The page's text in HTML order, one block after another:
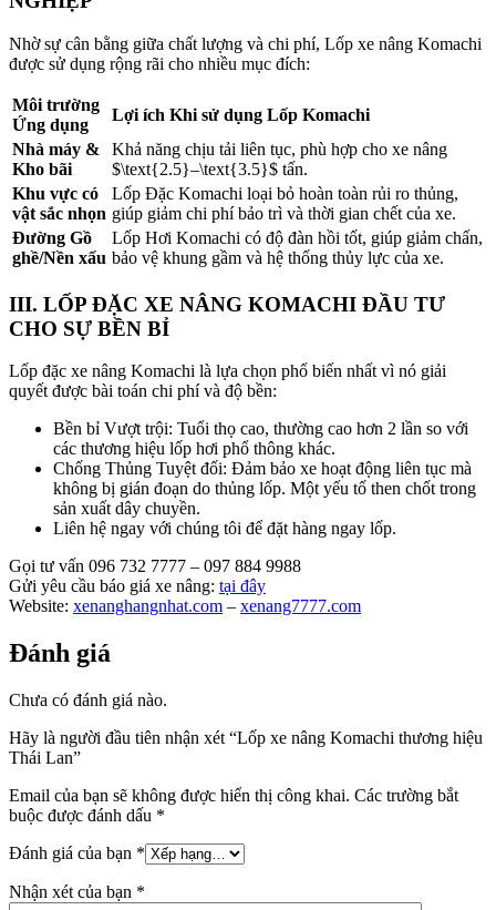
Nhờ sự cân bằng giữa chất lượng và chi phí, Lốp xe nâng Komachi
được sử dụng rộng rãi cho nhiều mục đích:
Môi trường
Ứng dụng
Lợi ích Khi sử dụng Lốp Komachi
Nhà máy &
Kho bãi
Khả năng chịu tải liên tục, phù hợp cho xe nâng
$\text{2.5}–\text{3.5}$ tấn.
Khu vực có
vật sắc nhọn
Lốp Đặc Komachi loại bỏ hoàn toàn rủi ro thủng,
giúp giảm chi phí bảo trì và thời gian chết của xe.
Đường Gồ
ghề/Nền xấu
Lốp Hơi Komachi có độ đàn hồi tốt, giúp giảm chấn,
bảo vệ khung gầm và hệ thống thủy lực của xe.
III. LỐP ĐẶC XE NÂNG KOMACHI ĐẦU TƯ
CHO SỰ BỀN BỈ
Lốp đặc xe nâng Komachi là lựa chọn phổ biến nhất vì nó giải
quyết được bài toán chi phí và độ bền:
Bền bỉ Vượt trội: Tuổi thọ cao, thường cao hơn 2 lần so với
các thương hiệu lốp hơi phổ thông khác.
Chống Thủng Tuyệt đối: Đảm bảo xe hoạt động liên tục mà
không bị gián đoạn do thủng lốp. Một yếu tố then chốt trong
sản xuất dây chuyền.
Liên hệ ngay với chúng tôi để đặt hàng ngay lốp.
Gọi tư vấn 096 732 7777 – 097 884 9988
Gửi yêu cầu báo giá xe nâng: tại đây
Website: xenanghangnhat.com – xenang7777.com
Đánh giá
Chưa có đánh giá nào.
Hãy là người đầu tiên nhận xét “Lốp xe nâng Komachi thương hiệu
Thái Lan”
Email của bạn sẽ không được hiển thị công khai. Các trường bắt
buộc được đánh dấu *
Đánh giá của bạn *
Nhận xét của bạn *